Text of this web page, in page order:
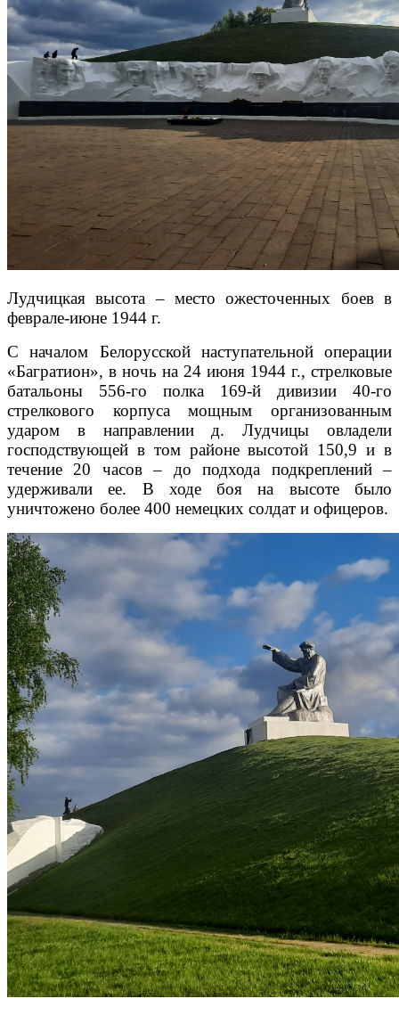
Лудчицкая высота – место ожесточенных боев в
феврале-июне 1944 г.
С началом Белорусской наступательной операции
«Багратион», в ночь на 24 июня 1944 г., стрелковые
батальоны 556-го полка 169-й дивизии 40-го
стрелкового корпуса мощным организованным
ударом в направлении д. Лудчицы овладели
господствующей в том районе высотой 150,9 и в
течение 20 часов – до подхода подкреплений –
удерживали ее. В ходе боя на высоте было
уничтожено более 400 немецких солдат и офицеров.